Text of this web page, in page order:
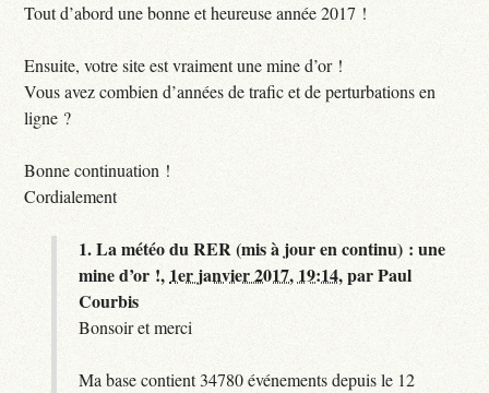
Tout d’abord une bonne et heureuse année 2017 !
Ensuite, votre site est vraiment une mine d’or !
Vous avez combien d’années de trafic et de perturbations en
ligne ?
Bonne continuation !
Cordialement
1.La météo du RER (mis à jour en continu) : une
mine d’or !, 1er janvier 2017, 19:14,parPaul
Courbis
Bonsoir et merci
Ma base contient 34780 événements depuis le 12